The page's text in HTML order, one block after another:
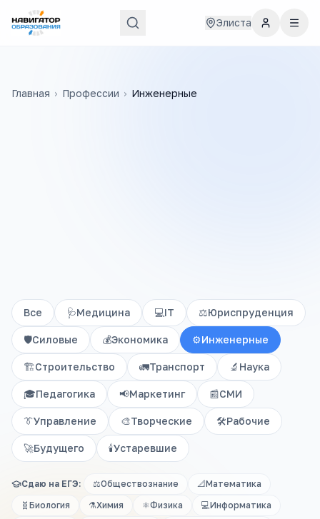
Элиста
Главная › Профессии › Инженерные
Все 🩺Медицина 💻IT ⚖️Юриспруденция
🛡️Силовые 💰Экономика ⚙️Инженерные
🏗️Строительство 🚛Транспорт 🔬 Наука
🎓Педагогика 📢Маркетинг 📰СМИ
👔Управление 🎨Творческие 🛠️Рабочие
🚀Будущего 🕯️Устаревшие
Сдаю на ЕГЭ: ⚖️Обществознание 📐Математика
🧬 Биология ⚗️Химия ⚛️Физика 💻Информатика